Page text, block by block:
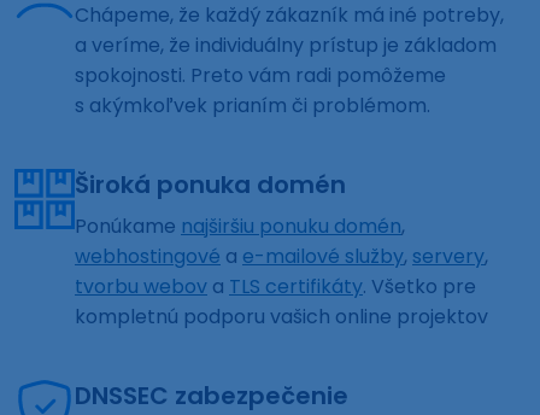
Chápeme, že každý zákazník má iné potreby,
a veríme, že individuálny prístup je základom
spokojnosti. Preto vám radi pomôžeme
s akýmkoľvek prianím či problémom.
Široká ponuka domén
Ponúkame najširšiu ponuku domén,
webhostingové a e-mailové služby, servery,
tvorbu webov a TLS certifikáty. Všetko pre
kompletnú podporu vašich online projektov
DNSSEC zabezpečenie